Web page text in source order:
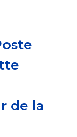
de la